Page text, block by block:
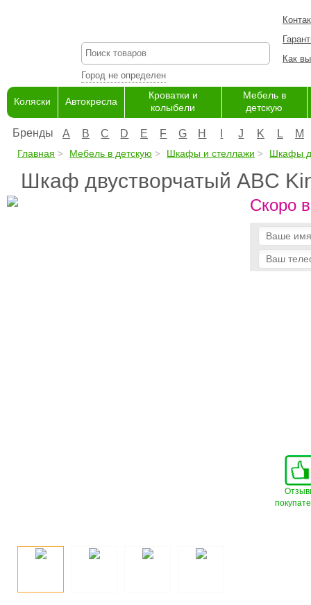
Город не определен
Как
Коляски Автокресла
Кроватки и
колыбели
Мебель в
детскую
Бренды A B C D E F G H J K L M
Главная Мебель в детскую Шкафы и стеллажи Шкафы
Шкаф двустворчатый ABC
Скоро